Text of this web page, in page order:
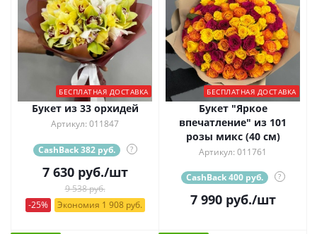
БЕСПЛАТНАЯ ДОСТАВКА
Букет из 33 орхидей
Артикул: 011847
CashBack 382 руб. ?
7 630руб./шт
9 538 руб.
-25%
Экономия 1 908 руб.
БЕСПЛАТНАЯ ДОСТАВКА
Букет "Яркое
впечатление" из 101
розы микс (40 см)
Артикул: 011761
CashBack 400 руб. ?
7 990руб./шт